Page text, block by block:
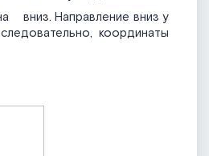
вниз. Направление вниз у
координаты